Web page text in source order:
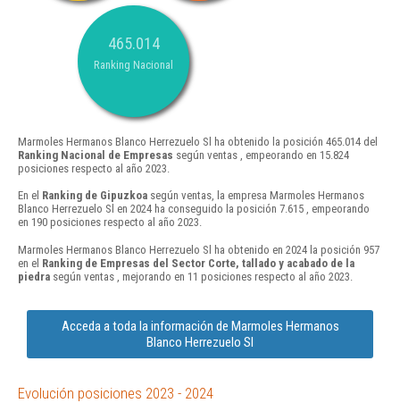
465.014
Ranking Nacional
Marmoles Hermanos Blanco Herrezuelo Sl ha obtenido la posición 465.014 del
Ranking Nacional de Empresas según ventas , empeorando en 15.824
posiciones respecto al año 2023.
En el Ranking de Gipuzkoa según ventas, la empresa Marmoles Hermanos
Blanco Herrezuelo Sl en 2024 ha conseguido la posición 7.615 , empeorando
en 190 posiciones respecto al año 2023.
Marmoles Hermanos Blanco Herrezuelo Sl ha obtenido en 2024 la posición 957
en el Ranking de Empresas del Sector Corte, tallado y acabado de la
piedra según ventas , mejorando en 11 posiciones respecto al año 2023.
Acceda a toda la información de Marmoles Hermanos
Blanco Herrezuelo Sl
Evolución posiciones 2023 - 2024